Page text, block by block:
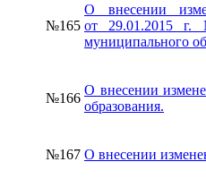
№165
О внесении
от 29.01.2015
муниципального
№166
О внесении
образования.
№167 О внесении